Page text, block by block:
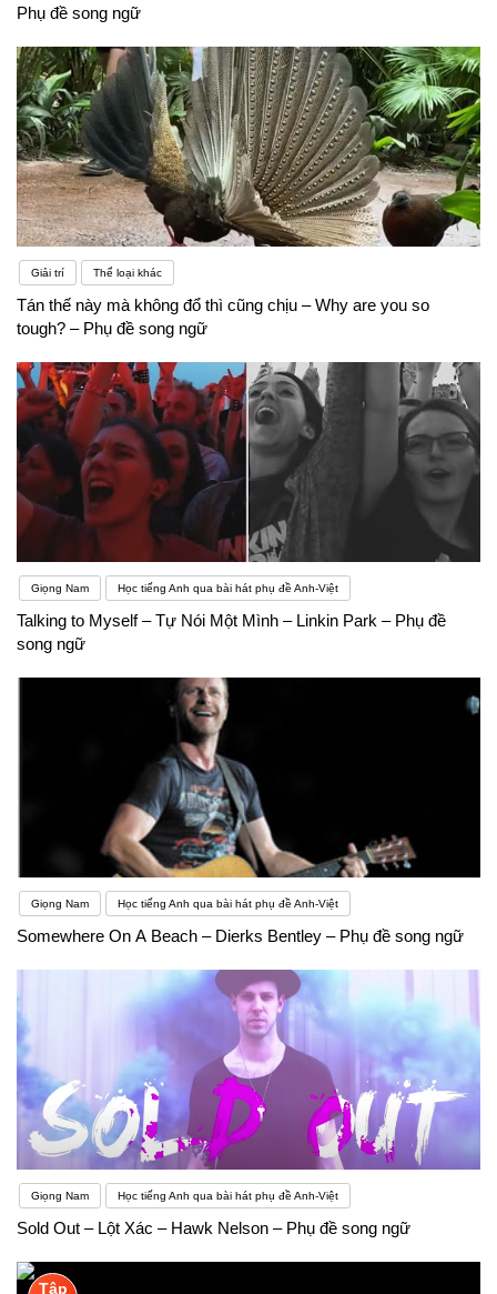
Phụ đề song ngữ
Giải trí Thể loại khác
Tán thế này mà không đổ thì cũng chịu – Why are you so
tough? – Phụ đề song ngữ
Giọng Nam Học tiếng Anh qua bài hát phụ đề Anh-Việt
Talking to Myself – Tự Nói Một Mình – Linkin Park – Phụ đề
song ngữ
Giọng Nam Học tiếng Anh qua bài hát phụ đề Anh-Việt
Somewhere On A Beach – Dierks Bentley – Phụ đề song ngữ
Giọng Nam Học tiếng Anh qua bài hát phụ đề Anh-Việt
Sold Out – Lột Xác – Hawk Nelson – Phụ đề song ngữ
Tập